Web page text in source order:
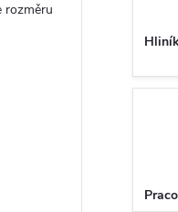
rozměru